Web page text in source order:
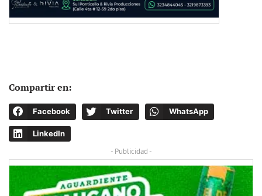
Compartir en:
Facebook Twitter WhatsApp
LinkedIn
- Publicidad -